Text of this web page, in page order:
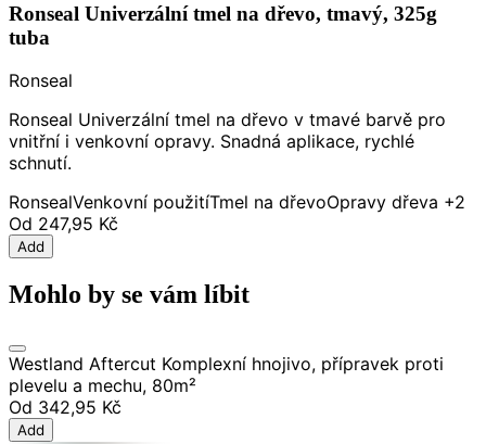
Ronseal Univerzální tmel na dřevo, tmavý, 325g
tuba
Ronseal
Ronseal Univerzální tmel na dřevo v tmavé barvě pro
vnitřní i venkovní opravy. Snadná aplikace, rychlé
schnutí.
RonsealVenkovní použitíTmel na dřevoOpravy dřeva +2
Od 247,95 Kč
Add
Mohlo by se vám líbit
Westland Aftercut Komplexní hnojivo, přípravek proti
plevelu a mechu, 80m²
Od 342,95 Kč
Add